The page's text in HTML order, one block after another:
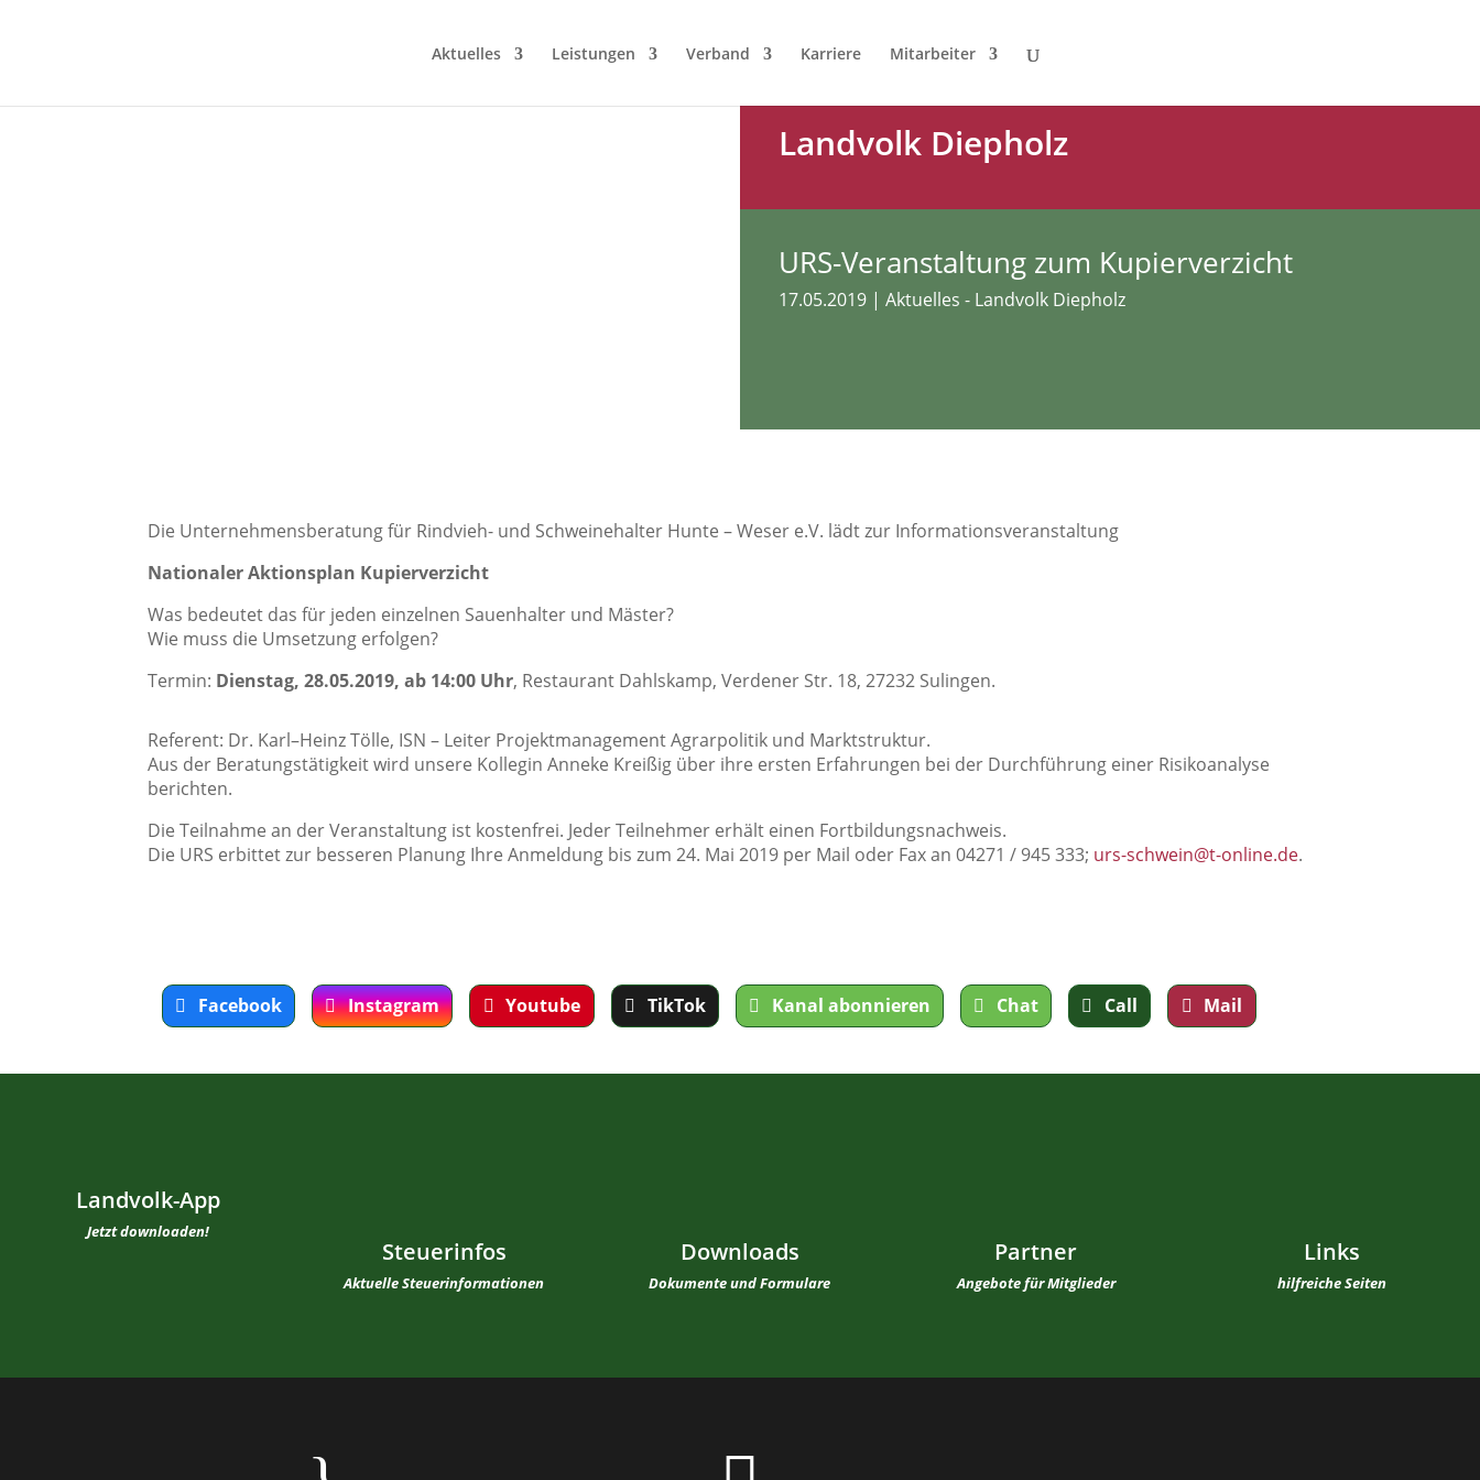
Aktuelles Leistungen Verband Karriere Mitarbeiter
Landvolk Diepholz
URS-Veranstaltung zum Kupierverzicht
17.05.2019 | Aktuelles - Landvolk Diepholz
Die Unternehmensberatung für Rindvieh- und Schweinehalter Hunte – Weser e.V. lädt zur Informationsveranstaltung
Nationaler Aktionsplan Kupierverzicht
Was bedeutet das für jeden einzelnen Sauenhalter und Mäster?
Wie muss die Umsetzung erfolgen?
Termin: Dienstag, 28.05.2019, ab 14:00 Uhr, Restaurant Dahlskamp, Verdener Str. 18, 27232 Sulingen.
Referent: Dr. Karl–Heinz Tölle, ISN – Leiter Projektmanagement Agrarpolitik und Marktstruktur.
Aus der Beratungstätigkeit wird unsere Kollegin Anneke Kreißig über ihre ersten Erfahrungen bei der Durchführung einer Risikoanalyse
berichten.
Die Teilnahme an der Veranstaltung ist kostenfrei. Jeder Teilnehmer erhält einen Fortbildungsnachweis.
Die URS erbittet zur besseren Planung Ihre Anmeldung bis zum 24. Mai 2019 per Mail oder Fax an 04271 / 945 333; urs-schwein@t-online.de.
Facebook Instagram Youtube TikTok Kanal abonnieren Chat Call Mail
Landvolk-App
Jetzt downloaden!
Steuerinfos
Aktuelle Steuerinformationen
Downloads
Dokumente und Formulare
Partner
Angebote für Mitglieder
Links
hilfreiche Seiten